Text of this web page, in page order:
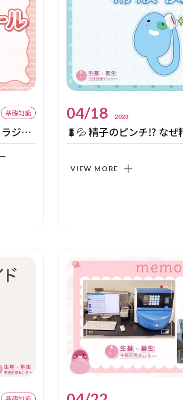
基礎知識
体外受精治療開始前のE2（エストラジオール）
04/18 2023
VIEW MORE